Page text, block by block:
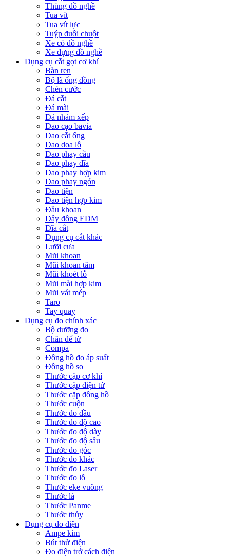
Thùng đồ nghề
Tua vít
Tua vít lực
Tuýp đuôi chuột
Xe có đồ nghề
Xe đựng đồ nghề
Dụng cụ cắt gọt cơ khí
Bàn ren
Bộ lã ống đồng
Chén cước
Đá cắt
Đá mài
Đá nhám xếp
Dao cạo bavia
Dao cắt ống
Dao doa lỗ
Dao phay cầu
Dao phay đĩa
Dao phay hợp kim
Dao phay ngón
Dao tiện
Dao tiện hợp kim
Đầu khoan
Dây đồng EDM
Đĩa cắt
Dụng cụ cắt khác
Lưỡi cưa
Mũi khoan
Mũi khoan tâm
Mũi khoét lỗ
Mũi mài hợp kim
Mũi vát mép
Taro
Tay quay
Dụng cụ đo chính xác
Bộ dưỡng đo
Chân đế từ
Compa
Đồng hồ đo áp suất
Đồng hồ so
Thước cặp cơ khí
Thước cặp điện tử
Thước cặp đồng hồ
Thước cuộn
Thước đo dầu
Thước đo độ cao
Thước đo độ dày
Thước đo độ sâu
Thước đo góc
Thước đo khác
Thước đo Laser
Thước đo lỗ
Thước eke vuông
Thước lá
Thước Panme
Thước thủy
Dụng cụ đo điện
Ampe kìm
Bút thử điện
Đo điện trở cách điện